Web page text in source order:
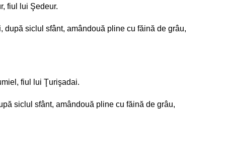
fiul lui Şedeur.
siclul sfânt, amândouă pline cu făină de grâu,
fiul lui Ţurişadai.
siclul sfânt, amândouă pline cu făină de grâu,